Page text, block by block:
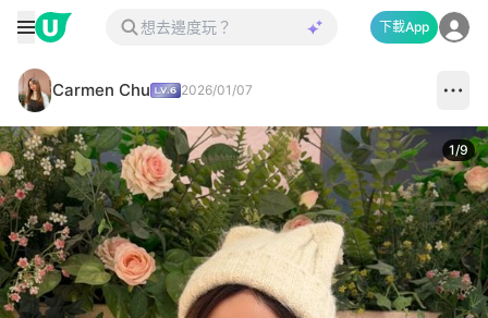
下載App
Carmen Chu 2026/01/07
1/9